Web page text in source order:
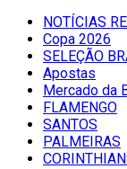
NOTÍCIAS
Copa 2026
SELEÇÃO
Apostas
Mercado da
FLAMENGO
SANTOS
PALMEIRAS